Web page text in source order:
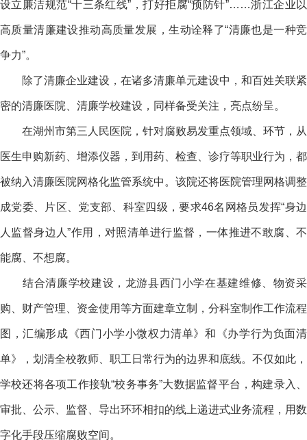
设立廉洁规范“十三条红线”，打好拒腐“预防针”……浙江企业以
高质量清廉建设推动高质量发展，生动诠释了“清廉也是一种竞
争力”。
除了清廉企业建设，在诸多清廉单元建设中，和百姓关联紧
密的清廉医院、清廉学校建设，同样备受关注，亮点纷呈。
在湖州市第三人民医院，针对腐败易发重点领域、环节，从
医生申购新药、增添仪器，到用药、检查、诊疗等职业行为，都
被纳入清廉医院网格化监管系统中。该院还将医院管理网格调整
成党委、片区、党支部、科室四级，要求46名网格员发挥“身边
人监督身边人”作用，对照清单进行监督，一体推进不敢腐、不
能腐、不想腐。
结合清廉学校建设，龙游县西门小学在基建维修、物资采
购、财产管理、资金使用等方面建章立制，分科室制作工作流程
图，汇编形成《西门小学小微权力清单》和《办学行为负面清
单》，划清全校教师、职工日常行为的边界和底线。不仅如此，
学校还将各项工作接轨“校务事务”大数据监督平台，构建录入、
审批、公示、监督、导出环环相扣的线上递进式业务流程，用数
字化手段压缩腐败空间。